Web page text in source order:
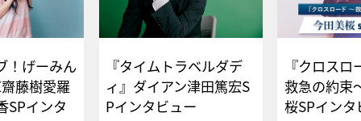
！げーみん
藤樹愛羅
SPインタ
『タイムトラベルダデ
ィ』ダイアン津田篤宏S
Pインタビュー
『クロス
救急の約束
桜SPイ